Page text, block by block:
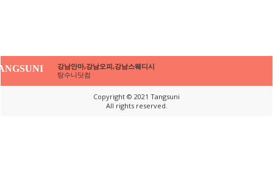
강남안마,강남오피,강남스웨디시
탕수니닷컴
Copyright © 2021 Tangsuni
All rights reserved.